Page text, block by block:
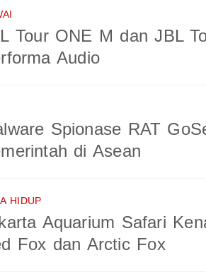
Tour ONE M dan JBL
Audio
Spionase RAT
di Asean
HIDUP
Aquarium Safari
Fox dan Arctic Fox